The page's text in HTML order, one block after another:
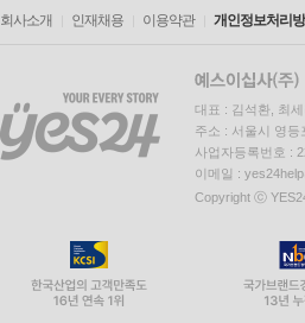
회사소개 인재채용 이용약관 개인정보처리
대표 : 김석환, 최
주소 : 서울시 영
사업자등록번호 :
이메일 :
Copyright ⓒ